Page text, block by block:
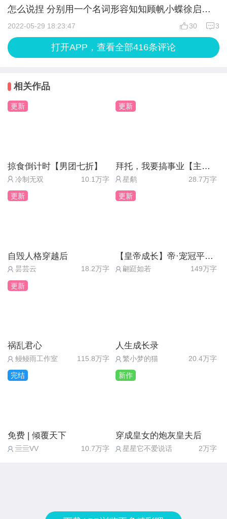
门才能回到房间进入下一天
Day1：走廊——不擦掉（获得线索“诡异的油画”）
阁楼（获得线索“荧光玛瑙石”）
大门（获得线索“单人徐”）
Day2：大门（获得线索“时间”）
Day3：走廊（获得线索“笑容”）
大门（获得线索“能力”）
Day5：走廊（娜塔莎的蝴蝶胎记）
Day7：正厅——直接回怼（负罪感+5）【顾帆HE
光，诡异的油画（智慧+10）
22.是
23.出手（勇气≥5）
②逃离这里（达成顾帆HE线结局：彼此或者BE结
局：绯宴落幕）
③如果上面两个选项都没有的话那么久会进入短线BE
ps：个人最喜欢的结局是顾帆BE线hhh，作者大大文
笔挺好的说实话，就是感觉在男女主感情线的处理得
总的来说，《绯宴》是一部瑕不掩瑜的好作品，还是
怎么说捏 分别用一个名词形容知知顾帆小蝶徐启的
话
云知 蝴蝶 冷漠而高贵
杀戮。
生如远舟 一意孤行 向死而生。
娜塔莎 精灵 美貌而娇艳
误入森林的小鹿惊动了林间的草木，森之精灵笑着给
至此 世上再无邹小蝶。
就是 第一眼看到娜塔莎的时候就觉得她很像精灵，
顾帆 白猫 矜贵而谨慎
醉倒于夜色的无边温柔，
流连于玫瑰的无尽血色，
白猫这个想法早在某人睡觉的时候就有了，那张打光
真的好掘！
纯白的花瓣上染血，催动暗处的恶念吟唱起无名之
3
30
2022-05-29 18:23:47
打开APP，查看全部416条评论
相关作品
更新
掠食倒计时【男团七折】
冷制无双 10.1万字
更新
拜托，我要搞事业【主线免费】
星鹬 28.7万字
更新
自毁人格穿越后
昙芸云 18.2万字
更新
【皇帝成长】帝·宠冠平京（五线完结）
翩跹如若 149万字
更新
祸乱君心
鳗鳗雨工作室 115.8万字
人生成长录
繁小梦的猫 20.4万字
完结
免费 | 倾覆天下
亖亖VV 10.7万字
新作
穿成皇女的炮灰皇夫后
星星它不爱说话 2万字